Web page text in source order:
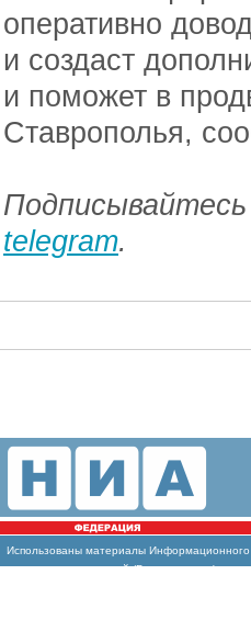
оперативно
и создаст
и поможет в
Ставрополья,
telegram.
Использованы материалы Информационного
массовых коммуникаций (Роскомнадзор)